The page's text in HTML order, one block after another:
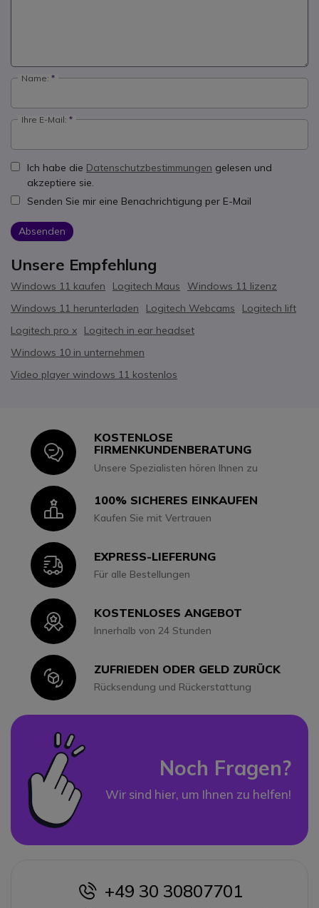
Name:
Ihre E-Mail:
Ich habe die Datenschutzbestimmungen gelesen und
akzeptiere sie.
Senden Sie mir eine Benachrichtigung per E-Mail
Absenden
Unsere Empfehlung
Windows 11 kaufen Logitech Maus
Windows 11 lizenz
Windows 11 herunterladen
Logitech Webcams
Logitech lift
Logitech pro x
Logitech in ear headset
Windows 10 in unternehmen
Video player windows 11 kostenlos
Icon
KOSTENLOSE
FIRMENKUNDENBERATUNG
Unsere Spezialisten hören Ihnen zu
Icon100% SICHERES EINKAUFEN
Kaufen Sie mit Vertrauen
IconEXPRESS-LIEFERUNG
Für alle Bestellungen
IconKOSTENLOSES ANGEBOT
Innerhalb von 24 Stunden
IconZUFRIEDEN ODER GELD ZURÜCK
Rücksendung und Rückerstattung
Noch Fragen?
Wir sind hier, um Ihnen zu helfen!
icon
+49 30 30807701